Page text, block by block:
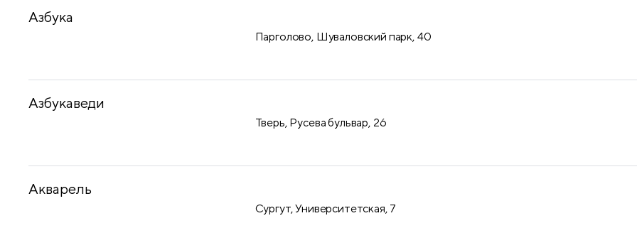
Азбука
Парголово, Шуваловский парк, 40
Азбукаведи
Тверь, Русева бульвар, 26
Акварель
Сургут, Университетская, 7